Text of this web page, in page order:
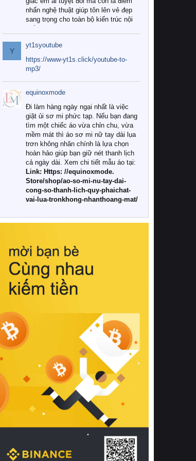
nhấn nghệ thuật giúp tôn lên vẻ đẹp
sang trọng cho toàn bộ kiến trúc nội
Tuy nhiên, giữa thị trường đa dạng
với vô vàn thương hiệu và mẫu mã
như hiện nay, làm thế nào để chọn
được những bộ chăn ga gối đệm cao
cấp thực sự chất lượng, phù hợp với
khí hậu và nhu cầu sử dụng của gia
đình? Hãy cùng chúng tôi đi tìm lời
giải đáp chi tiết qua bài viết dưới đây.
1. Tại sao các gia đình hiện đại lại ưa
chuộng chăn ga gối đệm cao cấp?
Khác với các dòng sản phẩm thông
thường, những bộ chăn ga gối đệm
cao cấp trải qua quy trình sản xuất
nghiêm ngặt từ khâu chọn lọc nguyên
liệu tự nhiên đến công nghệ dệt
nhuộm hiện đại không chứa hóa chất
này, bạn sẽ cảm nhận rõ rệt sự khác
hồi chuẩn xác của phần đệm nâng đỡ
cột sống.
Bên cạnh đó, việc lựa chọn các dòng
sản phẩm đạt chuẩn chất lượng quốc
tế còn giúp ngăn ngừa tình trạng kích
khuẩn và nấm mốc trong điều kiện
thời tiết nóng ẩm. Bạn có thể tìm hiểu
thêm các nghiên cứu khoa học về tác
động của giấc ngủ và môi trường
phòng ngủ đối với sức khỏe con
người tại Sleep Foundation (External
Link) để có cái nhìn toàn diện hơn.
2. Các tiêu chí vàng khi lựa chọn
chăn ga gối đệm cao cấp cho phòng
ngủ
Để sở hữu một bộ chăn ga gối đệm
cao cấp hoàn hảo cả về thẩm mỹ lẫn
công năng, người tiêu dùng cần cân
nhắc kỹ lưỡng các tiêu chí quan trọng
Y
yt1syoutube
https://www-yt1s.click/youtube-to-
mp3/
equinoxmode
Đi làm hàng ngày ngại nhất là việc
giặt ủi sơ mi phức tạp. Nếu bạn đang
tìm một chiếc áo vừa chỉn chu, vừa
mềm mát thì áo sơ mi nữ tay dài lụa
trơn không nhăn chính là lựa chọn
hoàn hảo giúp bạn giữ nét thanh lịch
cả ngày dài. Xem chi tiết mẫu áo tại:
Link: Https: //equinoxmode.
Store/shop/ao-so-mi-nu-tay-dai-
cong-so-thanh-lich-quy-phaichat-
vai-lua-tronkhong-nhanthoang-mat/